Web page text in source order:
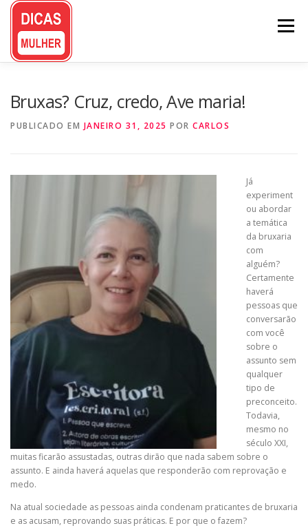
Pular
conteúdo
Menu
Bruxas? Cruz, credo, Ave maria!
PUBLICADO EM JANEIRO 31, 2025 POR CARLOS
Já
experiment
ou abordar
a temática
da bruxaria
com
alguém?
Certamente
haverá
pessoas que
conversarão
com você
sobre o
assunto sem
qualquer
tipo de
preconceito.
Todavia,
mesmo no
século XXI,
muitas ficarão assustadas, outras dirão que nada sabem sobre o
assunto. E ainda haverá aquelas que responderão com reprovação e
medo.
Na atual sociedade as pessoas ainda condenam praticantes de bruxaria
e as acusam, reprovando suas práticas. E por que o fazem?